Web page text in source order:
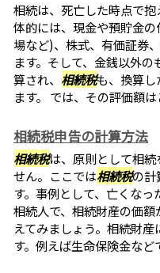
相続は、死亡した時点で
体的には、現金や預貯金
場など)、株式、有価証券
ます。そして、金銭以外
算され、 相続税も、換算
ます。 では、その評価額
相続税申告の計算方法
相続税は、原則として相
せん。ここでは相続税の計
す。事例として、亡くな
相続人で、相続財産の価
えてみましょう。相続財
す。例えば生命保険金など